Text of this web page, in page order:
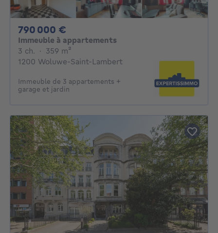
790 000 €
Immeuble à appartements
3 ch. 3 chambres
· 359 m²
1200 Woluwe-Saint-Lambert
Immeuble de 3 appartements +
garage et jardin